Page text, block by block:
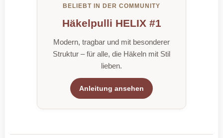
BELIEBT IN DER COMMUNITY
Häkelpulli HELIX #1
Modern, tragbar und mit besonderer
Struktur – für alle, die Häkeln mit Stil
lieben.
Anleitung ansehen